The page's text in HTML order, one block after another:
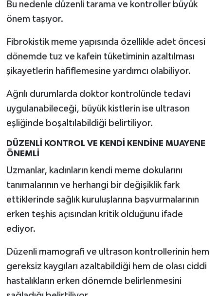
Bu nedenle düzenli tarama ve kontroller büyük
önem taşıyor.
Fibrokistik meme yapısında özellikle adet öncesi
dönemde tuz ve kafein tüketiminin azaltılması
şikayetlerin hafiflemesine yardımcı olabiliyor.
Ağrılı durumlarda doktor kontrolünde tedavi
uygulanabileceği, büyük kistlerin ise ultrason
eşliğinde boşaltılabildiği belirtiliyor.
DÜZENLİ KONTROL VE KENDİ KENDİNE MUAYENE
ÖNEMLİ
Uzmanlar, kadınların kendi meme dokularını
tanımalarının ve herhangi bir değişiklik fark
ettiklerinde sağlık kuruluşlarına başvurmalarının
erken teşhis açısından kritik olduğunu ifade
ediyor.
Düzenli mamografi ve ultrason kontrollerinin hem
gereksiz kaygıları azaltabildiği hem de olası ciddi
hastalıkların erken dönemde belirlenmesini